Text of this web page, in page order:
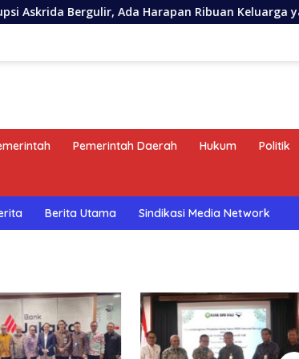
Bergulir, Ada Harapan Ribuan Keluarga yang Perlu
Pemerintah Daerah Hukum Politik
Berita Utama Sindikasi Media Network